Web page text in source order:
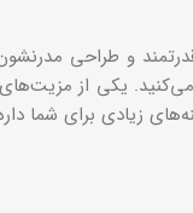
و طراحی
می‌کنید. یکی از
زیادی برای شما